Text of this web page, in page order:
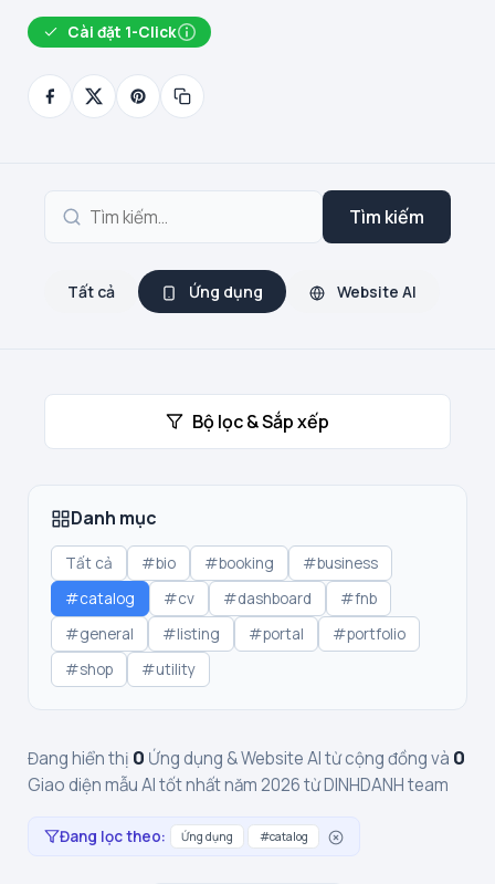
Cài đặt 1-Click
Tìm kiếm
Tất cả Ứng dụng Website AI
Bộ lọc & Sắp xếp
Danh mục
Tất cả #bio #booking
#business
#catalog
#cv #dashboard
#fnb
#general
#listing #portal
#portfolio
#shop
#utility
Đang hiển thị 0 Ứng dụng & Website AI từ cộng đồng và 0
Giao diện mẫu AI tốt nhất năm 2026 từ DINHDANH team
Đang lọc theo: Ứng dụng #catalog